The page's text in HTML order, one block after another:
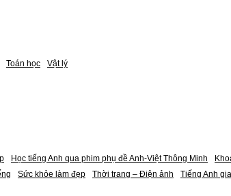
Toán học Vật lý
Học tiếng Anh qua phim phụ đề Anh-Việt Thông Minh
Sức khỏe làm đẹp Thời trang – Điện ảnh Tiếng Anh